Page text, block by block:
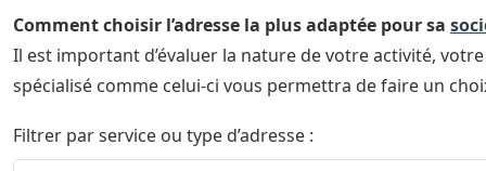
Comment choisir l’adresse la plus adaptée pour sa
Il est important d’évaluer la nature de votre activité,
spécialisé comme celui-ci vous permettra de faire un
Filtrer par service ou type d’adresse :